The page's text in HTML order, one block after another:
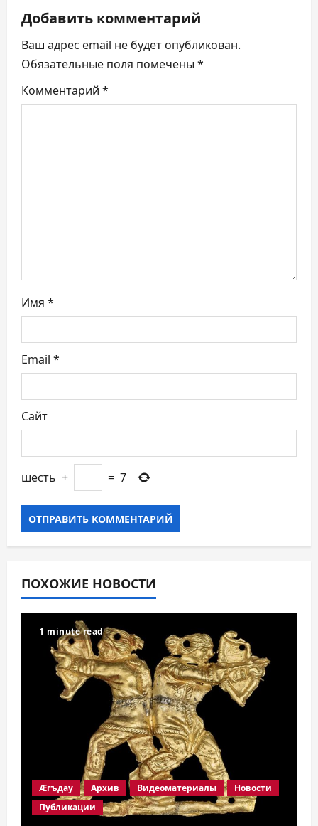
ц
и
я
п
с
я
м
Добавить комментарий
Ваш адрес email не будет опубликован.
Обязательные поля помечены *
Комментарий *
Имя *
Email *
Сайт
шесть + = 7
ПОХОЖИЕ НОВОСТИ
1 minute read
Æгъдау Архив Видеоматериалы
Новости
Публикации